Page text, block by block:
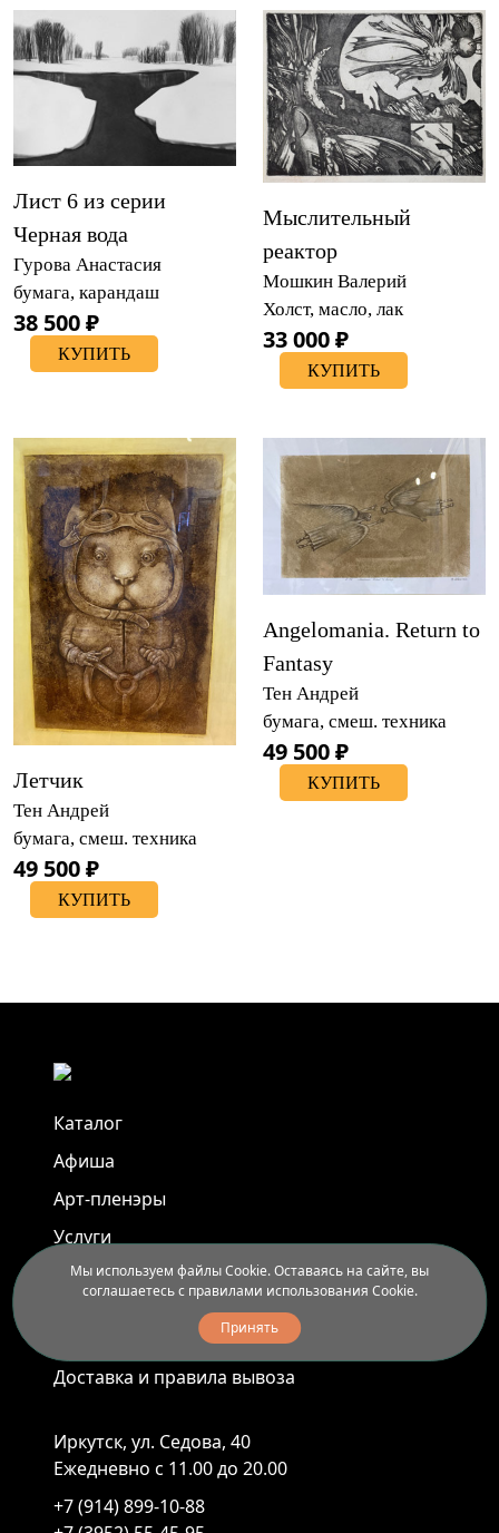
Лист 6 из серии
Черная вода
Гурова Анастасия
бумага, карандаш
38 500 ₽
КУПИТЬ
Мыслительный
реактор
Мошкин Валерий
Холст, масло, лак
33 000 ₽
КУПИТЬ
Летчик
Тен Андрей
бумага, смеш. техника
49 500 ₽
КУПИТЬ
Angelomania. Return to
Fantasy
Тен Андрей
бумага, смеш. техника
49 500 ₽
КУПИТЬ
Каталог
Афиша
Арт-пленэры
Услуги
Новости
Доставка и правила вывоза
Иркутск, ул. Седова, 40
Ежедневно с 11.00 до 20.00
+7 (914) 899-10-88
Мы используем файлы Cookie. Оставаясь на сайте, вы
соглашаетесь с правилами использования Cookie.
Принять